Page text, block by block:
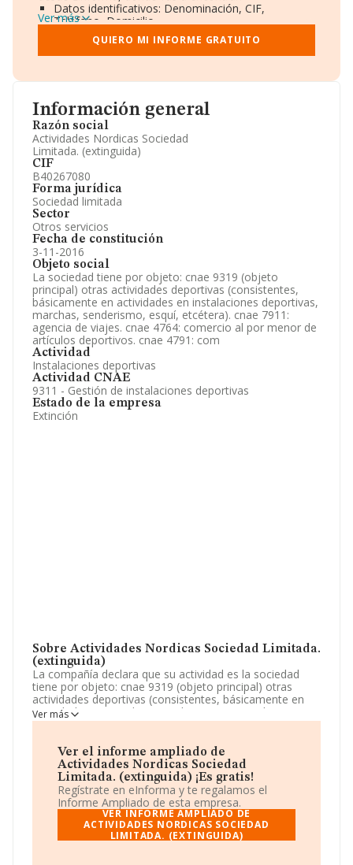
Información general
Razón social
Actividades Nordicas Sociedad
Limitada. (extinguida)
CIF
B40267080
Forma jurídica
Sociedad limitada
Sector
Otros servicios
Fecha de constitución
3-11-2016
Objeto social
La sociedad tiene por objeto: cnae 9319 (objeto
principal) otras actividades deportivas (consistentes,
básicamente en actividades en instalaciones deportivas,
marchas, senderismo, esquí, etcétera). cnae 7911:
agencia de viajes. cnae 4764: comercio al por menor de
artículos deportivos. cnae 4791: com
Actividad
Instalaciones deportivas
Actividad CNAE
9311 - Gestión de instalaciones deportivas
Estado de la empresa
Extinción
Sobre Actividades Nordicas Sociedad Limitada.
(extinguida)
La compañía declara que su actividad es la sociedad
tiene por objeto: cnae 9319 (objeto principal) otras
actividades deportivas (consistentes, básicamente en
actividades en instalaciones deportivas, marchas,
senderismo, esquí, etcétera). cnae 7911: agencia de
deportivos. cnae 4791: com. La empresa aparece
inscrita en el Registro Mercantil como Sociedad
Limitada. Clasifica su actividad CNAE como 'Gestión de
instalaciones deportivas', código 9311. No realiza
actividad de importación y/o exportación.
Los empleados se han reducido un 25% y teniendo en
cuenta la información a disposición de INFORMA, ha
Ver más
Ver el informe ampliado de
Actividades Nordicas Sociedad
Limitada. (extinguida) ¡Es gratis!
Regístrate en eInforma y te regalamos el
Informe Ampliado de esta empresa.
VER INFORME AMPLIADO DE
ACTIVIDADES NORDICAS SOCIEDAD
LIMITADA. (EXTINGUIDA)
Datos identificativos: Denominación, CIF,
Teléfono, Domicilio.
Informe Mercantil Completo (BORME).
Gráficos de Evolución Ventas y Empleados.
Consejo de Administración y Administradores.
Accionistas.
Artículos de prensa publicados sobre la empresa.
Información oficial y registral complementaria.
Ver más
QUIERO MI INFORME GRATUITO